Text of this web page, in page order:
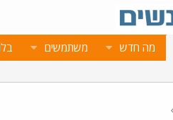
מה חדש משתמשים